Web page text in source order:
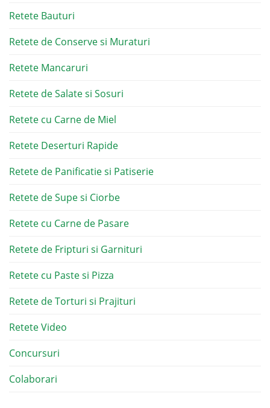
Retete Bauturi
Retete de Conserve si Muraturi
Retete Mancaruri
Retete de Salate si Sosuri
Retete cu Carne de Miel
Retete Deserturi Rapide
Retete de Panificatie si Patiserie
Retete de Supe si Ciorbe
Retete cu Carne de Pasare
Retete de Fripturi si Garnituri
Retete cu Paste si Pizza
Retete de Torturi si Prajituri
Retete Video
Concursuri
Colaborari